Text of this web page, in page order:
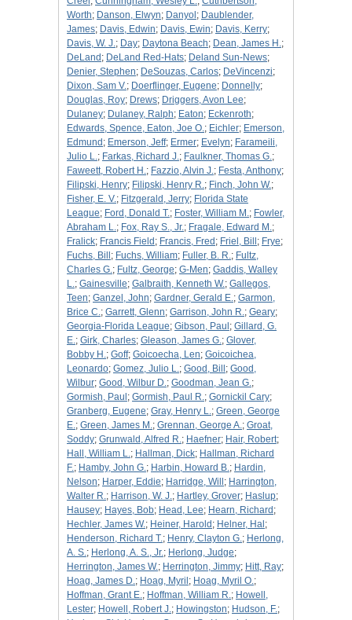
Worth; Danson, Elwyn; Danyol ; Daublender,
James; Davis, Edwin; Davis, Ewin; Davis, Kerry;
Davis, W. J.; Day; Daytona Beach; Dean, James H.;
DeLand ; DeLand Red-Hats; Deland Sun-News;
Denier, Stephen; DeSouzas, Carlos; DeVincenzi;
Dixon, Sam V.; Doerflinger, Eugene; Donnelly;
Douglas, Roy; Drews; Driggers, Avon Lee;
Dulaney; Dulaney, Ralph; Eaton; Eckenroth;
Edwards, Spence, Eaton, Joe O.; Eichler; Emerson,
Edmund ; Emerson, Jeff; Ermer; Evelyn; Farameili,
Julio L.; Farkas, Richard J.; Faulkner, Thomas G.;
Faweett, Robert H.; Fazzio, Alvin J.; Festa, Anthony;
Filipski, Henry; Filipski, Henry R.; Finch, John W.;
Fisher, E. V.; Fitzgerald, Jerry; Florida State
League; Ford, Donald T.; Foster, William M.; Fowler,
Abraham L.; Fox, Ray S., Jr.; Fragale, Edward M.;
Fralick; Francis Field ; Francis, Fred ; Friel, Bill ; Frye;
Fuchs, Bill ; Fuchs, William; Fuller, B. R.; Fultz,
Charles G.; Fultz, George; G-Men; Gaddis, Walley
L.; Gainesville; Galbraith, Kenneth W.; Gallegos,
Teen; Ganzel, John; Gardner, Gerald E.; Garmon,
Brice C.; Garrett, Glenn; Garrison, John R.; Geary;
Georgia-Florida League; Gibson, Paul ; Gillard, G.
E.; Girk, Charles; Gleason, James G.; Glover,
Bobby H.; Goff; Goicoecha, Len; Goicoichea,
Leonardo; Gomez, Julio L.; Good, Bill ; Good,
Wilbur; Good, Wilbur D.; Goodman, Jean G.;
Gormish, Paul ; Gormish, Paul R.; Gornickil Cary;
Granberg, Eugene; Gray, Henry L.; Green, George
E.; Green, James M.; Grennan, George A.; Groat,
Soddy; Grunwald, Alfred R.; Haefner; Hair, Robert;
Hall, William L.; Hallman, Dick; Hallman, Richard
F.; Hamby, John G.; Harbin, Howard B.; Hardin,
Nelson; Harper, Eddie; Harridge, Will ; Harrington,
Walter R.; Harrison, W. J.; Hartley, Grover; Haslup;
Hausey; Hayes, Bob; Head, Lee; Hearn, Richard ;
Hechler, James W.; Heiner, Harold ; Helner, Hal ;
Henderson, Richard T.; Henry, Clayton G.; Herlong,
A. S.; Herlong, A. S., Jr.; Herlong, Judge;
Herrington, James W.; Herrington, Jimmy; Hitt, Ray;
Hoag, James D.; Hoag, Myril ; Hoag, Myril O.;
Hoffman, Grant E.; Hoffman, William R.; Howell,
Lester; Howell, Robert J.; Howingston; Hudson, F.;